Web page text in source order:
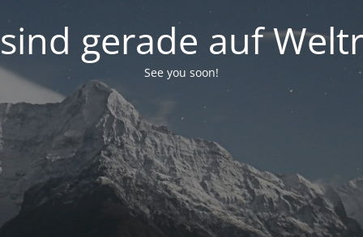
gerade auf
See you soon!